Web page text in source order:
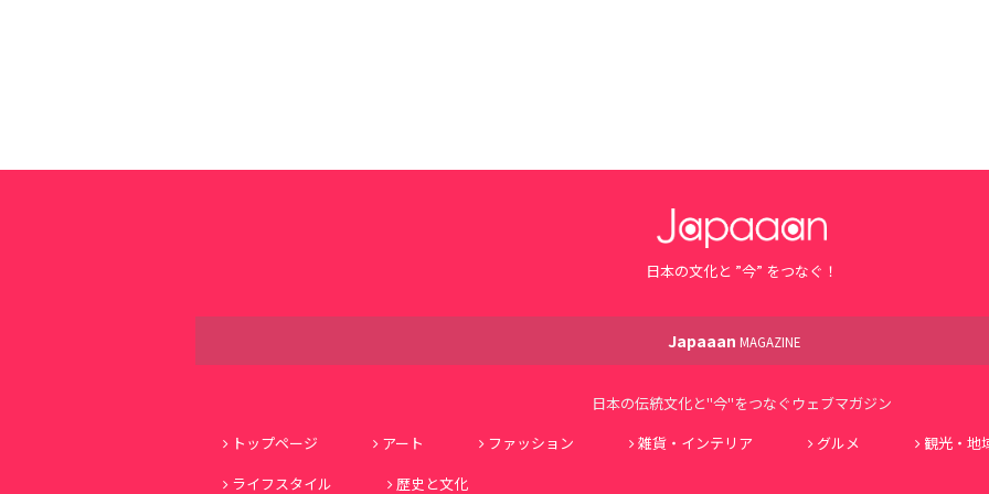
日本の文化と ”今” をつなぐ！
Japaaan MAGAZINE
日本の伝統文化と"今"をつなぐウェブマガジン
トップページ
アート ファッション 雑貨・インテリア グルメ 観光・地
ライフスタイル
歴史と文化